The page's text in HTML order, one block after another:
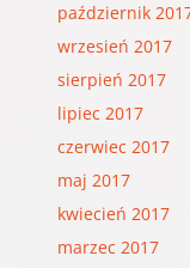
październik
wrzesień 2017
sierpień 2017
lipiec 2017
czerwiec 2017
maj 2017
kwiecień 2017
marzec 2017